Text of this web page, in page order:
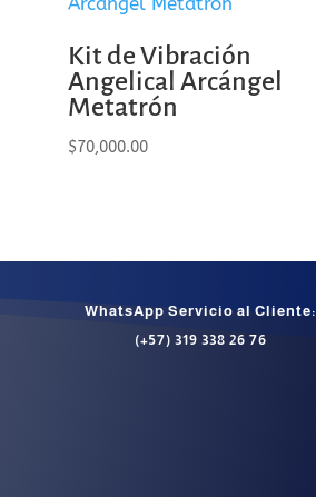
Kit de Vibración
Angelical Arcángel
Metatrón
$70,000.00
WhatsApp Servicio al Cliente:
(+57) 319 338 26 76